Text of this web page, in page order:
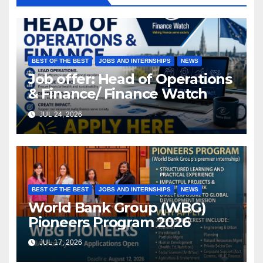
BEST OF THE BEST JOBS AND INTERNSHIPS NEWS
Job offer: Head of Operations
& Finance/ Finance Watch
JUL 24, 2026
BEST OF THE BEST JOBS AND INTERNSHIPS NEWS
World Bank Group (WBG)
Pioneers Program 2026
JUL 17, 2026